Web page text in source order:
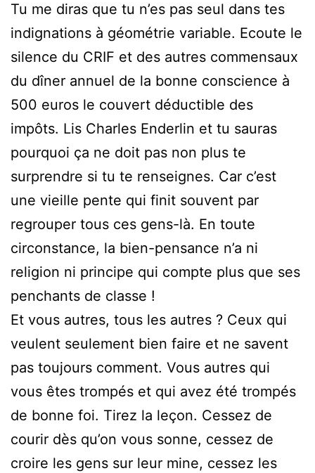
Tu me diras que tu n’es pas seul dans tes
indignations à géométrie variable. Ecoute le
silence du CRIF et des autres commensaux
du dîner annuel de la bonne conscience à
500 euros le couvert déductible des
impôts. Lis Charles Enderlin et tu sauras
pourquoi ça ne doit pas non plus te
surprendre si tu te renseignes. Car c’est
une vieille pente qui finit souvent par
regrouper tous ces gens-là. En toute
circonstance, la bien-pensance n’a ni
religion ni principe qui compte plus que ses
penchants de classe !
Et vous autres, tous les autres ? Ceux qui
veulent seulement bien faire et ne savent
pas toujours comment. Vous autres qui
vous êtes trompés et qui avez été trompés
de bonne foi. Tirez la leçon. Cessez de
courir dès qu’on vous sonne, cessez de
croire les gens sur leur mine, cessez les